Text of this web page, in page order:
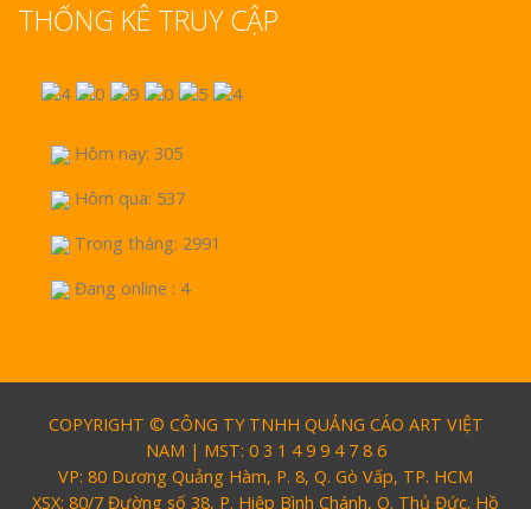
THỐNG KÊ TRUY CẬP
Hôm nay: 305
Hôm qua: 537
Trong tháng: 2991
Đang online : 4
COPYRIGHT © CÔNG TY TNHH QUẢNG CÁO ART VIỆT
NAM | MST: 0 3 1 4 9 9 4 7 8 6
VP: 80 Dương Quảng Hàm, P. 8, Q. Gò Vấp, TP. HCM
XSX: 80/7 Đường số 38, P. Hiệp Bình Chánh, Q. Thủ Đức. Hồ